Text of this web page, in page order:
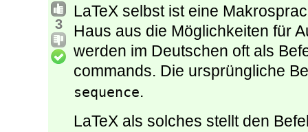
3
LaTeX selbst ist eine
Haus aus die Möglichkeiten für
werden im Deutschen oft als
commands. Die ursprüngliche
sequence.
LaTeX als solches stellt den